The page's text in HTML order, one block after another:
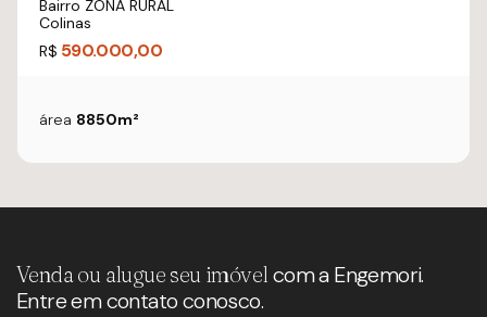
Bairro ZONA RURAL
Colinas
R$ 590.000,00
área 8850m²
Venda ou alugue seu imóvel com a Engemori.
Entre em contato conosco.